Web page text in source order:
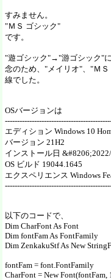
すみません。
"ＭＳ ゴシック"
です。
"遊ゴシック"→"游ゴシック"
念のため、"メイリオ"、"Ｍ
線でした。
OSバージョンは
エディション Windows 10
バージョン 21H2
インストール日
OS ビルド 19044.1645
エクスペリエンス Windows
以下のコードで、
Dim CharFont As Font
Dim fontFam As FontFamily
Dim ZenkakuStf As New
fontFam = font.FontFamily
CharFont = New Font(fontFam,